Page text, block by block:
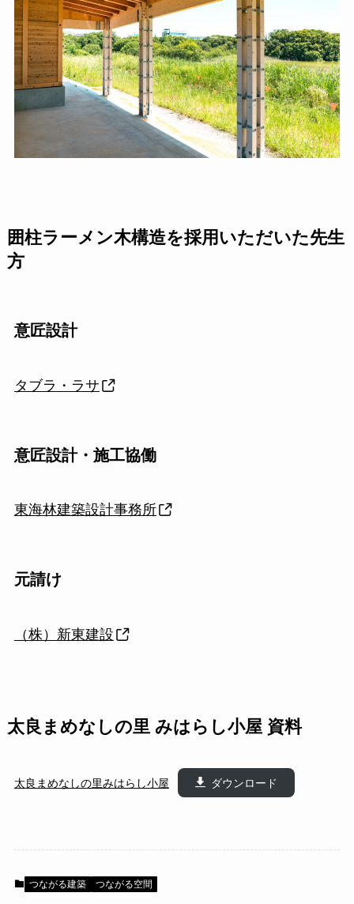
囲柱ラーメン木構造を採用いただいた先生
方
意匠設計
タブラ・ラサ
意匠設計・施工協働
東海林建築設計事務所
元請け
（株）新東建設
太良まめなしの里 みはらし小屋 資料
太良まめなしの里みはらし小屋 ダウンロード
つながる建築 つながる空間